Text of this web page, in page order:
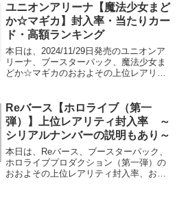
ユニオンアリーナ【魔法少女まど
か☆マギカ】封入率・当たりカー
ド・高額ランキング
本日は、2024/11/29日発売のユニオンア
リーナ、ブースターパック、魔法少女ま
どか☆マギカのおおよその上位レアリテ
す！
Reバース【ホロライブ（第一
弾）】上位レアリティ封入率 ～
シリアルナンバーの説明もあり～
本日は、Reバース、ブースターパック、
ホロライブプロダクション（第一弾）の
おおよその上位レアリティ封入率、およ